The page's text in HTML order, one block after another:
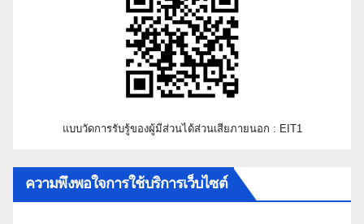
แบบวัดการรับรู้ของผู้มีส่วนได้ส่วนเสียภายนอก : EIT1
ความพึงพอใจการใช้บริการเว็บไซต์